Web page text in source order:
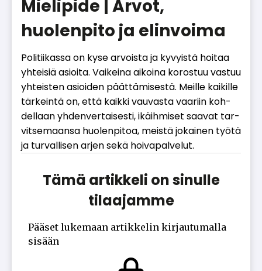
Mielipide | Arvot,
huolenpito ja elinvoima
Po­li­tii­kas­sa on kyse ar­vois­ta ja ky­vyis­tä hoi­taa
yh­tei­siä asi­oi­ta. Vai­kei­na ai­koi­na ko­ros­tuu vas­tuu
yh­teis­ten asi­oi­den päät­tä­mi­ses­tä. Meil­le kai­kil­le
tär­kein­tä on, et­tä kaik­ki vau­vas­ta vaa­riin koh­
del­laan yh­den­ver­tai­ses­ti, ikäih­mi­set saa­vat tar­
vit­se­maan­sa huo­len­pi­toa, meis­tä jo­kai­nen työ­tä
ja tur­val­li­sen ar­jen sekä hoi­va­pal­ve­lut.
Tämä artikkeli on sinulle
tilaajamme
Pääset lukemaan artikkelin kirjautumalla
sisään